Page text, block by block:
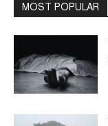
MOST POPULAR